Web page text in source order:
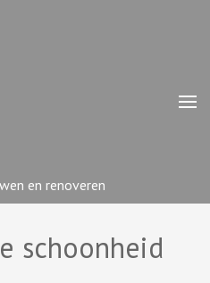
en renoveren
schoonheid